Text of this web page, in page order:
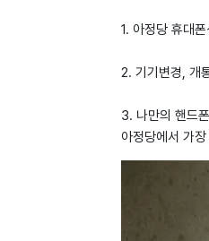
1. 아정당 휴대
2. 기기변경, 개
3. 나만의 핸드
아정당에서 가